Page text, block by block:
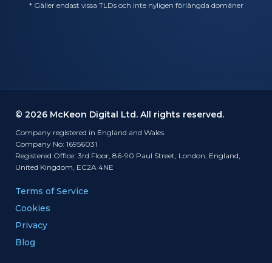
* Gäller endast vissa TLDs och inte nyligen förlängda domäner
© 2026 McKeon Digital Ltd. All rights reserved.
Company registered in England and Wales.
Company No: 16956031
Registered Office: 3rd Floor, 86-90 Paul Street, London, England,
United Kingdom, EC2A 4NE
Terms of Service
Cookies
Privacy
Blog